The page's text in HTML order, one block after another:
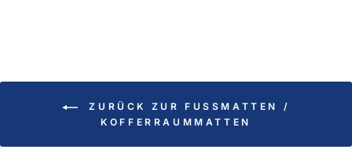
ZURÜCK ZUR FUSSMATTEN / K
OFFERRAUMMATTEN